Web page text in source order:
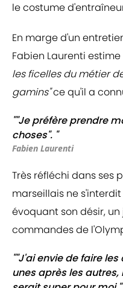
le costume
En marge d'un
Fabien Laurenti
les ficelles du métier
gamins"ce qu'il a
""Je préfère prendre
choses". "
Fabien Laurenti
Très réfléchi dans ses
marseillais ne
évoquant son désir,
commandes de
""J'ai envie de faire
unes après les